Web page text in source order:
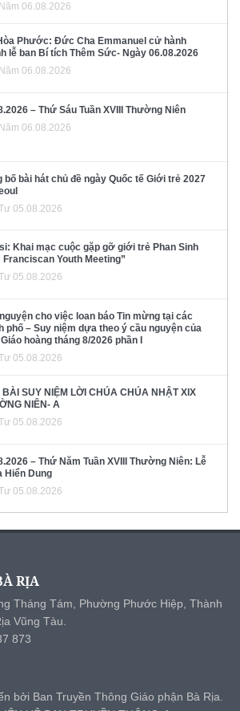
06.08.2026
Phước: Đức Cha Emmanuel cử hành
lễ ban Bí tích Thêm Sức- Ngày 06.08.2026
06.08.2026
– Thứ Sáu Tuần XVIII Thường Niên
06.08.2026
bố bài hát chủ đề ngày Quốc tế Giới trẻ 2027
05.08.2026
Khai mạc cuộc gặp gỡ giới trẻ Phan Sinh
Franciscan Youth Meeting”
05.08.2026
cho việc loan báo Tin mừng tại các
phố – Suy niệm dựa theo ý cầu nguyện của
hoàng tháng 8/2026 phần I
05.08.2026
SUY NIỆM LỜI CHÚA CHÚA NHẬT XIX
NIÊN- A
05.08.2026
– Thứ Năm Tuần XVIII Thường Niên: Lễ
Hiển Dung
05.08.2026
RỊA
Tháng Tám, Phường Phước Hiệp, Thành
Vũng Tàu.
873
bởi Ban Truyền Thông Giáo phận Bà Rịa.